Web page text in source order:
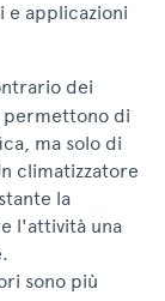
e applicazioni
dei
permettono di
ma solo di
climatizzatore
la
l'attività una
sono più